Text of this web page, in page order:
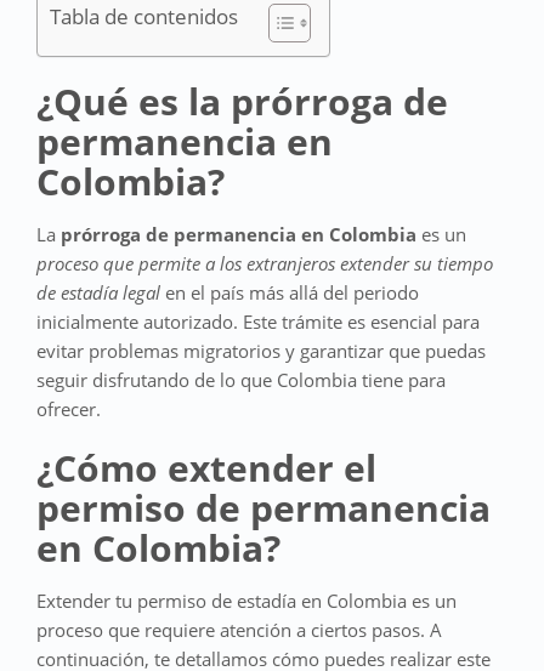
Tabla de contenidos
¿Qué es la prórroga de
permanencia en
Colombia?
La prórroga de permanencia en Colombia es un
proceso que permite a los extranjeros extender su tiempo
de estadía legal en el país más allá del periodo
inicialmente autorizado. Este trámite es esencial para
evitar problemas migratorios y garantizar que puedas
seguir disfrutando de lo que Colombia tiene para
ofrecer.
¿Cómo extender el
permiso de permanencia
en Colombia?
Extender tu permiso de estadía en Colombia es un
proceso que requiere atención a ciertos pasos. A
continuación, te detallamos cómo puedes realizar este